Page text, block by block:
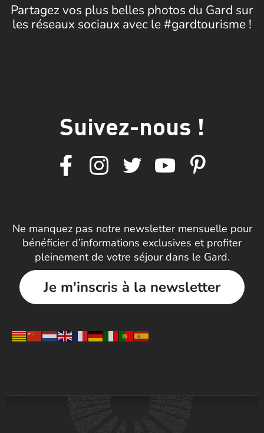
Partagez vos plus belles photos du Gard sur
les réseaux sociaux avec le #gardtourisme !
Suivez-nous !
Ne manquez pas notre newsletter mensuelle pour
bénéficier d’informations exclusives et profiter
pleinement de votre séjour dans le Gard.
Je m'inscris à la newsletter